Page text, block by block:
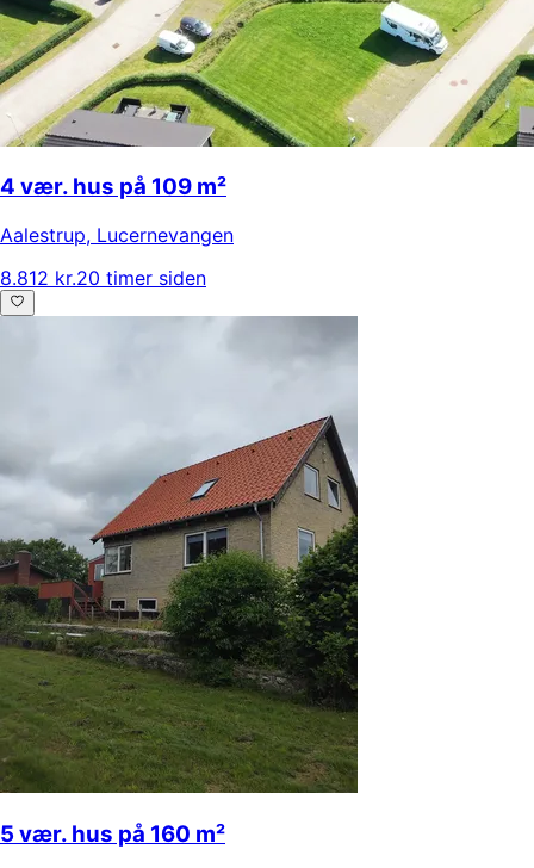
4 vær. hus på 109 m²
Aalestrup, Lucernevangen
8.812 kr.20 timer siden
5 vær. hus på 160 m²